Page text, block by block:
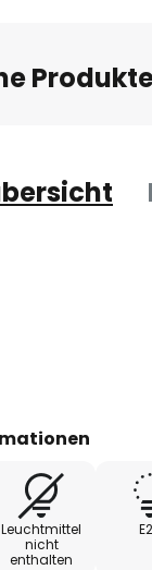
Leuchtmittel
nicht
enthalten